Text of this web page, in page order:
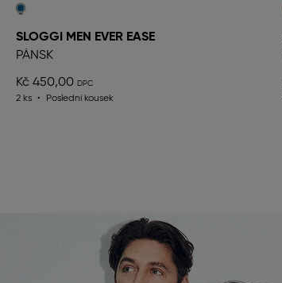
SLOGGI MEN EVER EASE
PÁNSK
Kč 450,00
2 ks Poslední kousek